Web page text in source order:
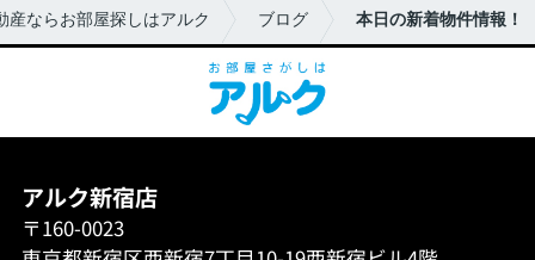
産ならお部屋探しはアルク ブログ 本日の新着物件情報！
アルク新宿店
〒160-0023